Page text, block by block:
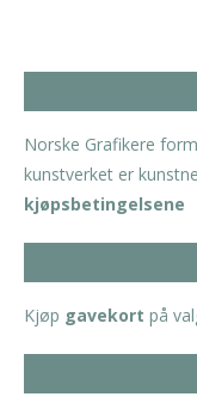
Norske Grafikere
kunstverket er
kjøpsbetingelsene
Kjøp gavekort på